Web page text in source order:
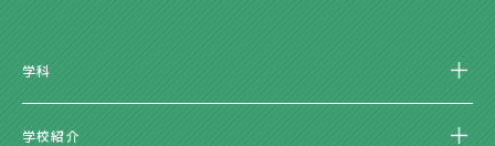
学科
学校紹介